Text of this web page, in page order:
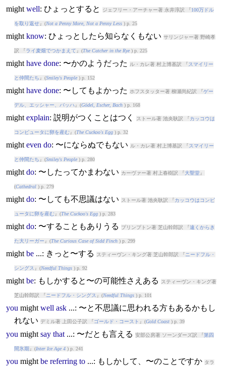
might well: ひょっとすると ジェフリー・アーチャー著 永井淳訳 『100万ドル
を取り返せ』(Not a Penny More, Not a Penny Less) p. 25
might know: ひょっとしたら知らなくもない サリンジャー著 野崎孝
訳 『ライ麦畑でつかまえて 』(The Catcher in the Rye) p. 225
might have done: 〜かのようだった ル・カレ著 村上博基訳 『スマイリー
と仲間たち 』(Smiley's People) p. 152
might have done: 〜してもよかった ホフスタッター著 柳瀬尚紀訳 『ゲー
デル、エッシャー、バッハ 』(Gödel, Escher, Bach) p. 168
might explain: 説明がつくことはつく ストール著 池央耿訳 『カッコウは
コンピュータに卵を産む』(The Cuckoo's Egg) p. 32
might even do: 〜にならぬでもない ル・カレ著 村上博基訳 『スマイリー
と仲間たち 』(Smiley's People) p. 280
might do: 〜したってかまわない カーヴァー著 村上春樹訳 『大聖堂』
(Cathedral) p. 279
might do: 〜しても不思議はない ストール著 池央耿訳 『カッコウはコンピ
ュータに卵を産む』(The Cuckoo's Egg) p. 283
might do: 〜することもありうる プリンプトン著 芝山幹郎訳 『遠くからき
た大リーガー 』(The Curious Case of Sidd Finch) p. 299
might be...: きっと〜する スティーヴン・キング著 芝山幹郎訳 『 ニードフル・
シングス 』(Needful Things) p. 92
might be: もしかすると〜の可能性さえある スティーヴン・キング著
芝山幹郎訳 『 ニードフル・シングス 』(Needful Things) p. 101
you might well ask...: 〜と不思議に思われる方もあるかもし
れない デミル著 上田公子訳 『ゴールド・コースト 』(Gold Coast) p. 39
you might say that...: 〜だとも言える 安部公房著 ソーンダーズ訳 『第四
間氷期 』(Inter Ice Age 4) p. 241
you might be referring to...: もしかして、〜のことですか タラ